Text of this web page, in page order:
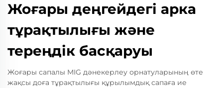
Жоғары деңгейдегі арка
тұрақтылығы және
тереңдік басқаруы
Жоғары сапалы MIG дәнекерлеу орнатуларының өте
жақсы доға тұрақтылығы құрылымдық сапаға ие